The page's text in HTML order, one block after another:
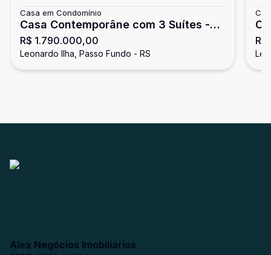
Casa em Condomínio
Casa Contemporâne com 3 Suítes -
Terrano Condomínio Clube
R$ 1.790.000,00
Leonardo Ilha, Passo Fundo - RS
Alex Negócios Imobiliários